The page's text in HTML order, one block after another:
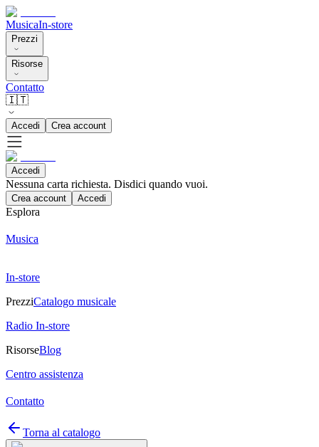
MusicaIn-store
Prezzi
Risorse
Contatto
🇮🇹
Accedi Crea account
Accedi
Nessuna carta richiesta. Disdici quando vuoi.
Crea account Accedi
Esplora
Musica
In-store
PrezziCatalogo musicale
Radio In-store
RisorseBlog
Centro assistenza
Contatto
Torna al catalogo